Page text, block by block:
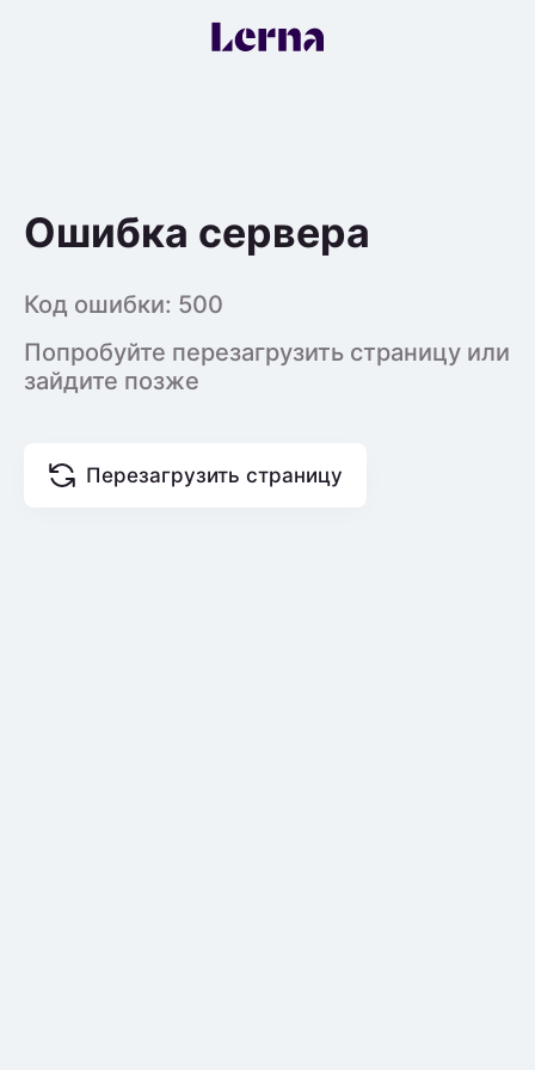
Ошибка сервера
Код ошибки: 500
Попробуйте перезагрузить страницу или
зайдите позже
Перезагрузить страницу